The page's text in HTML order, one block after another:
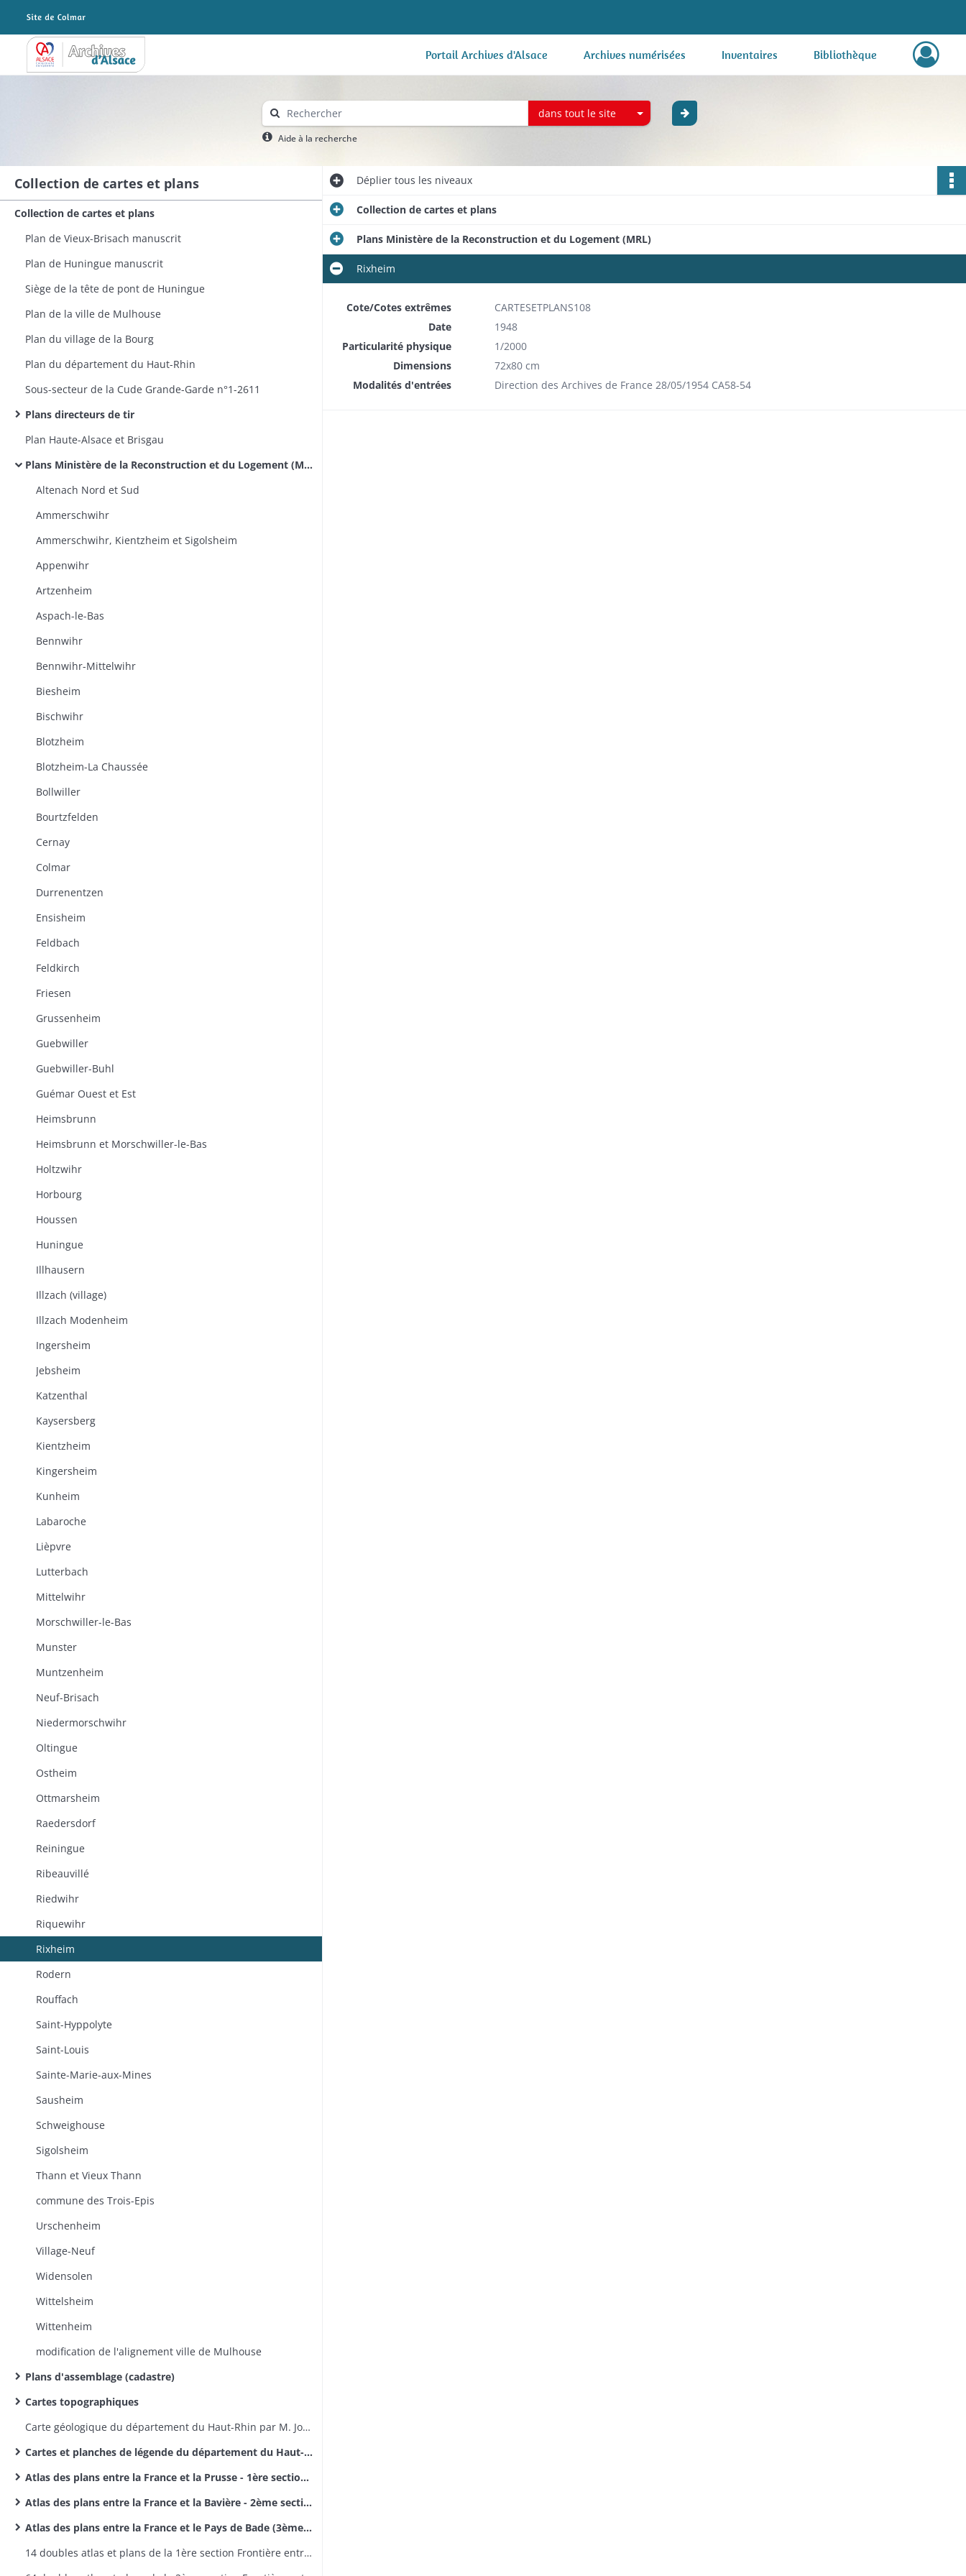
Archives Alsace - Colmar Portail Archives d'Alsace Archives numérisées Inventaires Bibliothèque
dans tout le site
Aide à la recherche
Collection de cartes et plans
Collection de cartes et plans
Plan de Vieux-Brisach manuscrit
Plan de Huningue manuscrit​
Siège de la tête de pont de Huningue
Plan de la ville de Mulhouse
Plan du village de la Bourg
Plan du département du Haut-Rhin
Sous-secteur de la Cude Grande-Garde n°1-2611​
Plans directeurs de tir
Plan Haute-Alsace et Brisgau
Plans Ministère de la Reconstruction et du Logement (MRL)
Altenach Nord et Sud
Ammerschwihr
Ammerschwihr, Kientzheim et Sigolsheim
Appenwihr
Artzenheim
Aspach-le-Bas
Bennwihr
Bennwihr-Mittelwihr
Biesheim
Bischwihr
Blotzheim
Blotzheim-La Chaussée
Bollwiller
Bourtzfelden
Cernay
Colmar
Durrenentzen
Ensisheim
Feldbach
Feldkirch
Friesen
Grussenheim
Guebwiller
Guebwiller-Buhl
Guémar Ouest et Est
Heimsbrunn
Heimsbrunn et Morschwiller-le-Bas
Holtzwihr
Horbourg
Houssen
Huningue
Illhausern
Illzach (village)
Illzach Modenheim
Ingersheim
Jebsheim
Katzenthal
Kaysersberg
Kientzheim
Kingersheim
Kunheim
Labaroche
Lièpvre
Lutterbach
Mittelwihr
Morschwiller-le-Bas
Munster
Muntzenheim
Neuf-Brisach
Niedermorschwihr
Oltingue
Ostheim
Ottmarsheim
Raedersdorf
Reiningue
Ribeauvillé
Riedwihr
Riquewihr
Rixheim
Rodern
Rouffach
Saint-Hyppolyte
Saint-Louis
Sainte-Marie-aux-Mines
Sausheim
Schweighouse
Sigolsheim
Thann et Vieux Thann
commune des Trois-Epis
Urschenheim
Village-Neuf
Widensolen
Wittelsheim
Wittenheim
modification de l'alignement ville de Mulhouse
Plans d'assemblage (cadastre)
Cartes topographiques
Carte géologique du département du Haut-Rhin par M. Jos. Koechlin-Schlumberger
Cartes et planches de légende du département du Haut-Rhin par M. Jos. Koechlin-Schlumberger
Atlas des plans entre la France et la Prusse - 1ère section des délimitations des frontières entre la France et l'Allemagne
Atlas des plans entre la France et la Bavière - 2ème section des délimitations entre la France et l'Allemagne
Atlas des plans entre la France et le Pays de Bade (3ème section des délimitations de frontières entre la France et l'Allemagne
14 doubles atlas et plans de la 1ère section Frontière entre la France et la Prusse - plans 1 à 9
Dépliertous les niveaux
Collection de cartes et plans
Plans Ministère de la Reconstruction et du Logement (MRL)
Rixheim
Cote/Cotes extrêmes
CARTESETPLANS108
Date
1948
Particularité physique
1/2000
Dimensions
72x80 cm
Modalités d'entrées
Direction des Archives de France 28/05/1954 CA58-54​